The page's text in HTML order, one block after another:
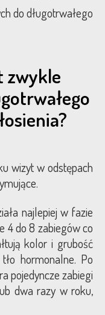
do długotrwałego
zwykle
wizyt w odstępach
najlepiej w fazie
4 do 8 zabiegów co
kolor i grubość
hormonalne. Po
pojedyncze zabiegi
dwa razy w roku,